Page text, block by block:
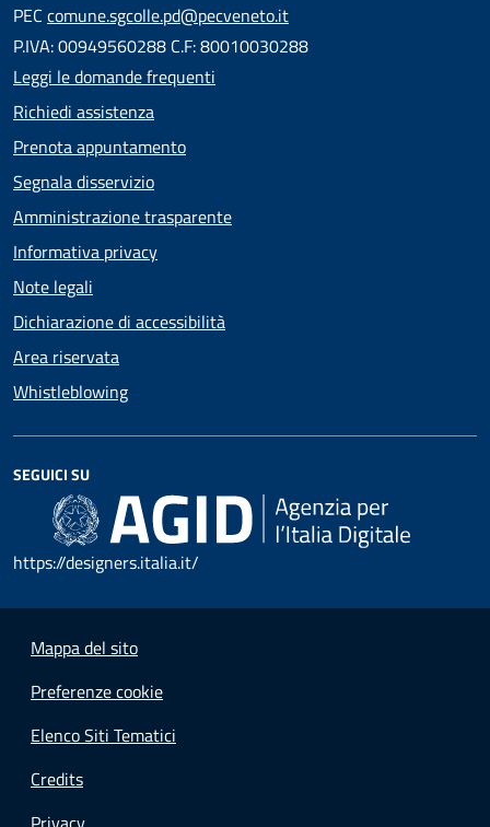
PEC comune.sgcolle.pd@pecveneto.it
P.IVA: 00949560288 C.F: 80010030288
Leggi le domande frequenti
Richiedi assistenza
Prenota appuntamento
Segnala disservizio
Amministrazione trasparente
Informativa privacy
Note legali
Dichiarazione di accessibilità
Area riservata
Whistleblowing
SEGUICI SU
https://designers.italia.it/
Mappa del sito
Preferenze cookie
Elenco Siti Tematici
Credits